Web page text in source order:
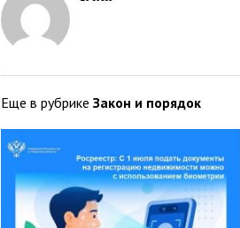
Еще в рубрике Закон и порядок